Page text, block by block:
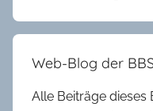
Web-Blog der
Alle Beiträge dieses